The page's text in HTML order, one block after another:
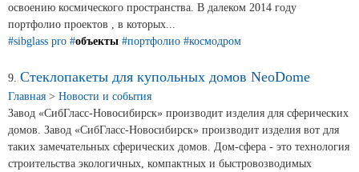
освоению космического пространства. В далеком 2014 году
портфолио проектов , в которых...
#sibglass pro #объекты #портфолио #космодром
9. Стеклопакеты для купольных домов NeoDome
Главная > Новости и события
Завод «СибГласс-Новосибирск» производит изделия для сферических
домов. Завод «СибГласс-Новосибирск» производит изделия вот для
таких замечательных сферических домов. Дом-сфера - это технология
строительства экологичных, компактных и быстровозводимых